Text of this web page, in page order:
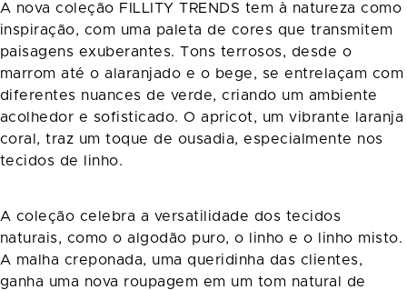
A nova coleção FILLITY TRENDS tem à natureza como
inspiração, com uma paleta de cores que transmitem
paisagens exuberantes. Tons terrosos, desde o
marrom até o alaranjado e o bege, se entrelaçam com
diferentes nuances de verde, criando um ambiente
acolhedor e sofisticado. O apricot, um vibrante laranja
coral, traz um toque de ousadia, especialmente nos
tecidos de linho.
A coleção celebra a versatilidade dos tecidos
naturais, como o algodão puro, o linho e o linho misto.
A malha creponada, uma queridinha das clientes,
ganha uma nova roupagem em um tom natural de